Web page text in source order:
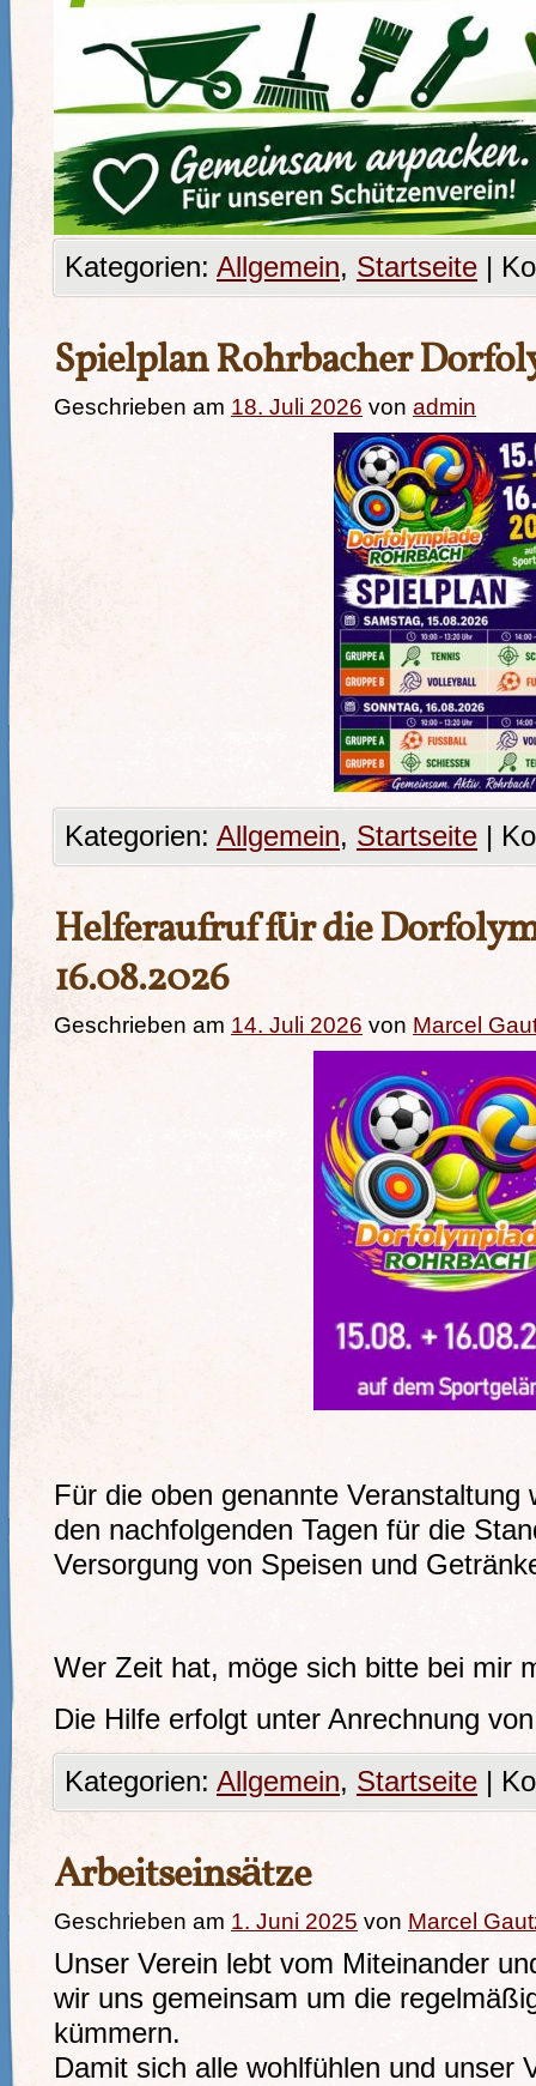
Kategorien: Allgemein, Startseite |
Spielplan Rohrbacher
Geschrieben am 18. Juli 2026 von admin
Kategorien: Allgemein, Startseite |
Helferaufruf für die
16.08.2026
Geschrieben am 14. Juli 2026 von Marcel
Für die oben genannte Veranstaltung
den nachfolgenden Tagen für die
Versorgung von Speisen und
Wer Zeit hat, möge sich bitte bei mir
Die Hilfe erfolgt unter Anrechnung
Kategorien: Allgemein, Startseite |
Arbeitseinsätze
Geschrieben am 1. Juni 2025 von Marcel
Unser Verein lebt vom Miteinander
wir uns gemeinsam um die
kümmern.
Damit sich alle wohlfühlen und unser